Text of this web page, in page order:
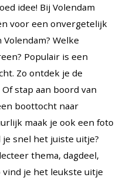
idee! Bij Volendam
voor een onvergetelijk
Welke
Populair is een
Zo ontdek je de
stap aan boord van
boottocht naar
maak je ook een foto
snel het juiste uitje?
thema, dagdeel,
vind je het leukste uitje